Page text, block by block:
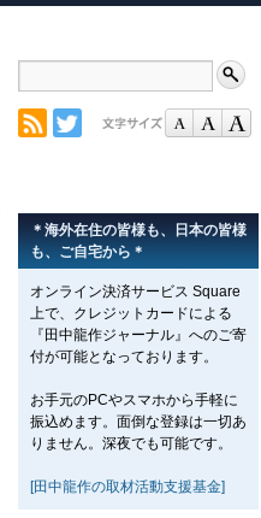
＊海外在住の皆様も、日本の皆様
も、ご自宅から＊
オンライン決済サービス Square
上で、クレジットカードによる
『田中龍作ジャーナル』へのご寄
付が可能となっております。
お手元のPCやスマホから手軽に
振込めます。面倒な登録は一切あ
りません。深夜でも可能です。
[田中龍作の取材活動支援基金]